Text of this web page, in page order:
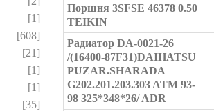
[1]
[608]
[21]
[1]
[1]
[35]
Поршня 3SFSE 46378 0.50
TEIKIN
Радиатор DA-0021-26
/(16400-87F31)DAIHATSU
PUZAR.SHARADA
G202.201.203.303 ATM 93-
98 325*348*26/ ADR